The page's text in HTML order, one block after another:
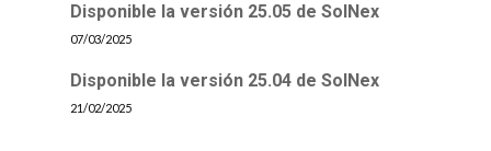
Disponible la versión 25.05 de SolNex
07/03/2025
Disponible la versión 25.04 de SolNex
21/02/2025